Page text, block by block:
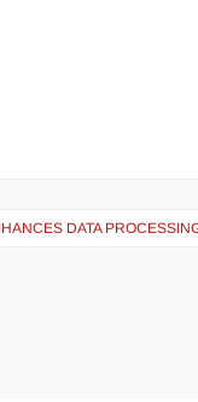
DATA